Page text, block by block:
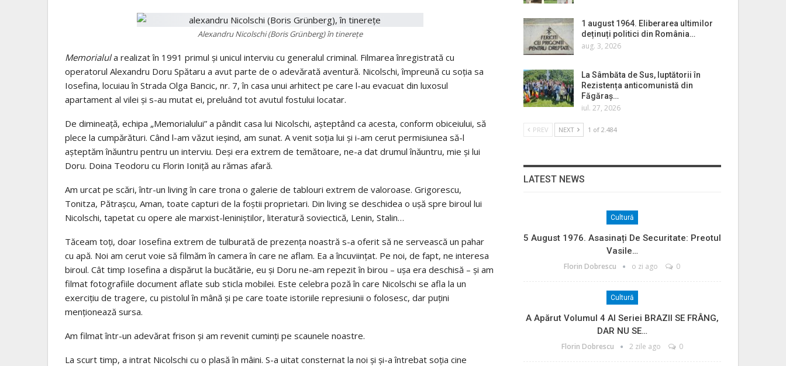
Alexandru Nicolschi (Boris Grünberg) în tinerețe
Memorialula realizat în 1991 primul şi unicul interviu cu generalul criminal. Filmarea înregistrată cu
operatorul Alexandru Doru Spătaru a avut parte de o adevărată aventură. Nicolschi, împreună cu soţia sa
Iosefina, locuiau în Strada Olga Bancic, nr. 7, în casa unui arhitect pe care l-au evacuat din luxosul
apartament al vilei şi s-au mutat ei, preluând tot avutul fostului locatar.
De dimineaţă, echipa „Memorialului” a pândit casa lui Nicolschi, aşteptând ca acesta, conform obiceiului, să
plece la cumpărături. Când l-am văzut ieşind, am sunat. A venit soţia lui şi i-am cerut permisiunea să-l
aşteptăm înăuntru pentru un interviu. Deşi era extrem de temătoare, ne-a dat drumul înăuntru, mie şi lui
Doru. Doina Teodoru cu Florin Ioniţă au rămas afară.
Am urcat pe scări, într-un living în care trona o galerie de tablouri extrem de valoroase. Grigorescu,
Tonitza, Pătraşcu, Aman, toate capturi de la foştii proprietari. Din living se deschidea o uşă spre biroul lui
Nicolschi, tapetat cu opere ale marxist-leniniştilor, literatură soviectică, Lenin, Stalin…
Tăceam toţi, doar Iosefina extrem de tulburată de prezenţa noastră s-a oferit să ne servească un pahar
cu apă. Noi am cerut voie să filmăm în camera în care ne aflam. Ea a încuviinţat. Pe noi, de fapt, ne interesa
biroul. Cât timp Iosefina a dispărut la bucătărie, eu şi Doru ne-am repezit în birou – uşa era deschisă – şi am
filmat fotografiile document aflate sub sticla mobilei. Este celebra poză în care Nicolschi se afla la un
exerciţiu de tragere, cu pistolul în mână şi pe care toate istoriile represiunii o folosesc, dar puţini
menţionează sursa.
Am filmat într-un adevărat frison şi am revenit cuminţi pe scaunele noastre.
La scurt timp, a intrat Nicolschi cu o plasă în mâini. S-a uitat consternat la noi şi şi-a întrebat soţia cine
1 august 1964. Eliberarea ultimilor
deținuți politici din România…
aug. 3, 2026
La Sâmbăta de Sus, luptătorii în
Rezistența anticomunistă din
Făgăraș…
iul. 27, 2026
PREV NEXT 1 of 2.484
LATEST NEWS
Cultură
5 August 1976. Asasinați De Securitate: Preotul
Vasile…
Florin Dobrescu o zi ago 0
Cultură
A Apărut Volumul 4 Al Seriei BRAZII SE FRÂNG,
DAR NU SE…
Florin Dobrescu 2 zile ago 0